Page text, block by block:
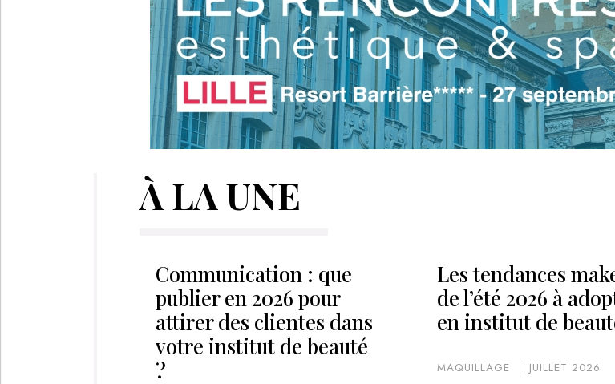
À LA UNE
Communication : que
publier en 2026 pour
attirer des clientes dans
votre institut de beauté
?
Les tendances
de l’été 2026 à
en institut de
MAQUILLAGE JUILLET 2026